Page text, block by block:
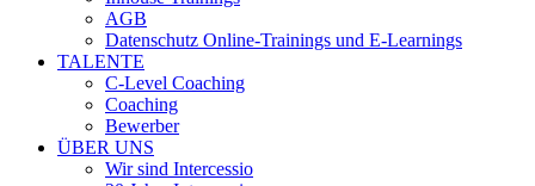
AGB
Datenschutz Online-Trainings und E-Learnings
TALENTE
C-Level Coaching
Coaching
Bewerber
ÜBER UNS
Wir sind Intercessio